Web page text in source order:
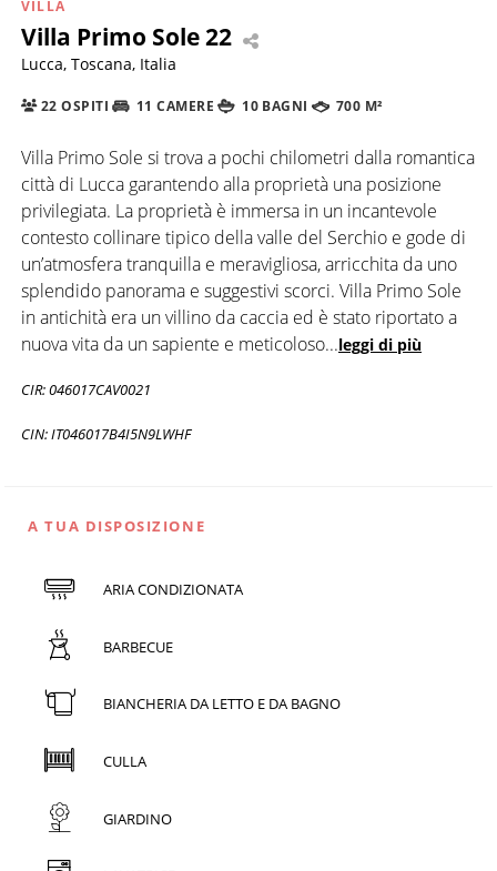
VILLA
Villa Primo Sole 22
Lucca, Toscana, Italia
22 OSPITI 11 CAMERE 10 BAGNI 700 M²
Villa Primo Sole si trova a pochi chilometri dalla romantica
città di Lucca garantendo alla proprietà una posizione
privilegiata. La proprietà è immersa in un incantevole
contesto collinare tipico della valle del Serchio e gode di
un’atmosfera tranquilla e meravigliosa, arricchita da uno
splendido panorama e suggestivi scorci. Villa Primo Sole
in antichità era un villino da caccia ed è stato riportato a
nuova vita da un sapiente e meticoloso...leggi di più
CIR: 046017CAV0021
CIN: IT046017B4I5N9LWHF
A TUA DISPOSIZIONE
ARIA CONDIZIONATA
BARBECUE
BIANCHERIA DA LETTO E DA BAGNO
CULLA
GIARDINO